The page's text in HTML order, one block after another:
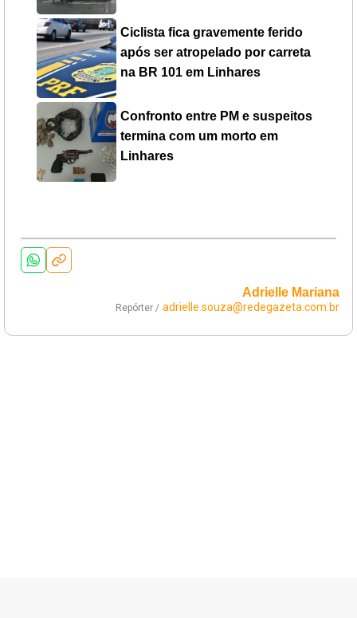
Ciclista fica gravemente ferido
após ser atropelado por carreta
na BR 101 em Linhares
Confronto entre PM e suspeitos
termina com um morto em
Linhares
Adrielle Mariana
Repórter / adrielle.souza@redegazeta.com.br